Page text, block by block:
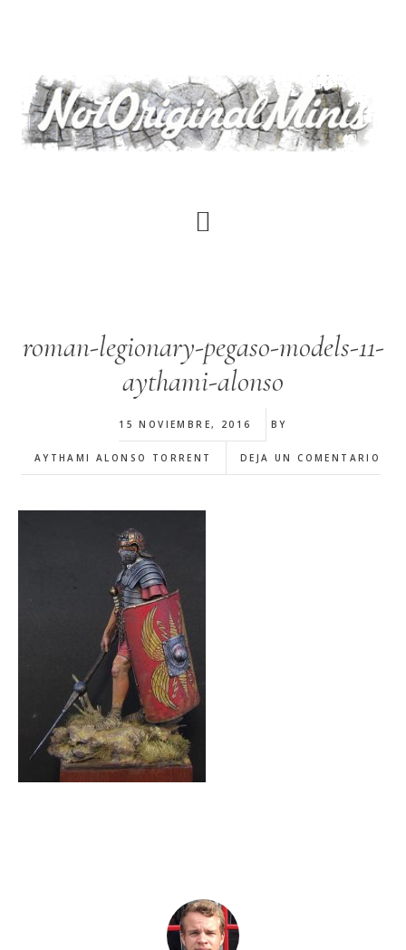
principal
roman-legionary-pegaso-models-11-
aythami-alonso
15 NOVIEMBRE, 2016 BY
AYTHAMI ALONSO TORRENT DEJA UN COMENTARIO